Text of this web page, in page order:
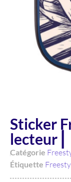
Sticker
lecteur
Catégorie
Étiquette